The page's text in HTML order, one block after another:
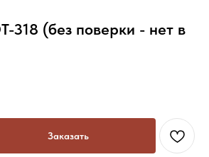
318 (без поверки - нет в
Заказать